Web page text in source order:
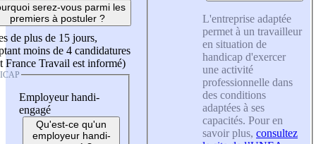
serez-vous parmi les
premiers à postuler ?
de plus de 15 jours,
moins de 4 candidatures
France Travail est informé)
Employeur handi-
engagé
Qu'est-ce qu'un
employeur handi-
L'entreprise adaptée
permet à un travailleur
en situation de
handicap d'exercer
une activité
professionnelle dans
des conditions
adaptées à ses
capacités. Pour en
savoir plus, consultez